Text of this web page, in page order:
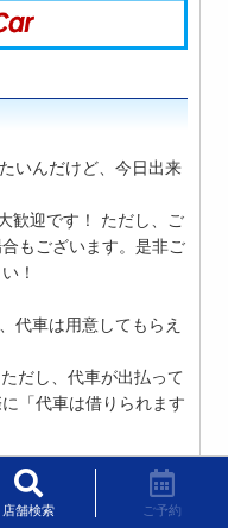
いんだけど、今日出来
歓迎です！ ただし、ご
もございます。是非ご
！
代車は用意してもらえ
だし、代車が出払って
「代車は借りられます
はないですか？
際に雨が降っていて
店舗検索 ご予約